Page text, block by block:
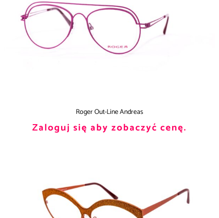
Roger Out-Line Andreas
Zaloguj się aby zobaczyć cenę.